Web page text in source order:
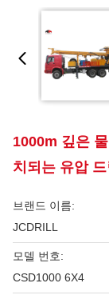
1000m 깊은
치되는 유압
브랜드 이름:
JCDRILL
모델 번호:
CSD1000 6X4